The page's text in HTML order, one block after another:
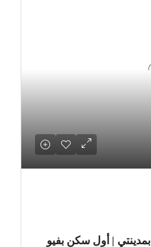
للإيجار بمدينتي | أول سكن بفيو